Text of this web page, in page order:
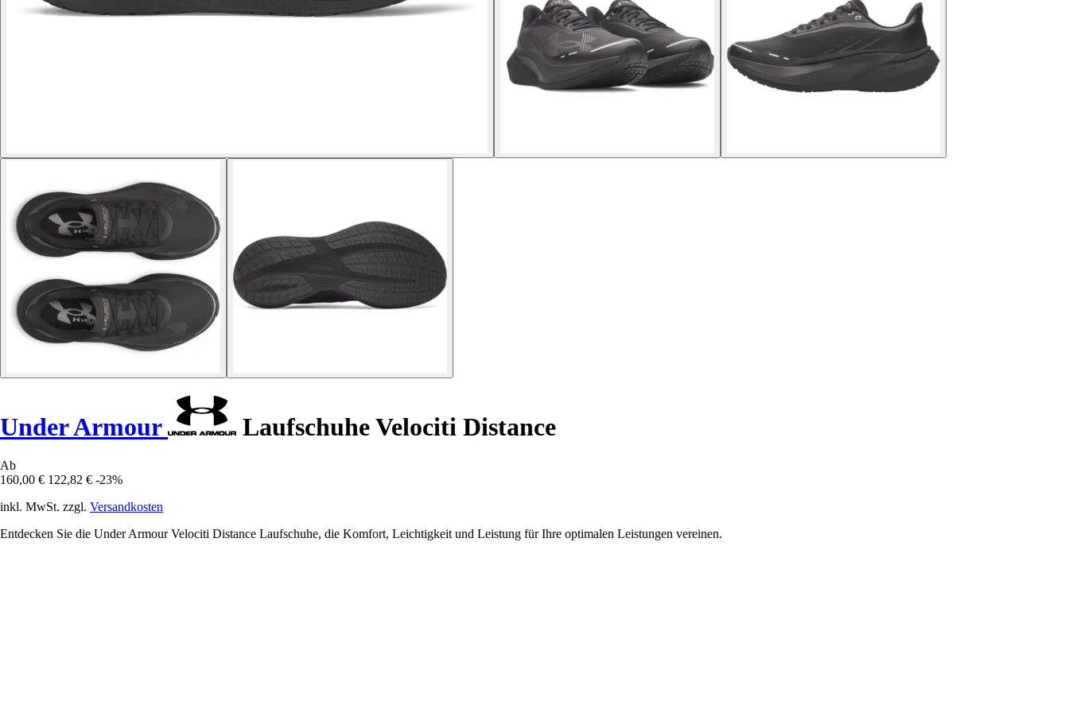
Under Armour Laufschuhe Velociti Distance
Ab
160,00 € 122,82 € -23%
inkl. MwSt. zzgl. Versandkosten
Entdecken Sie die Under Armour Velociti Distance Laufschuhe, die Komfort, Leichtigkeit und Leistung für Ihre optimalen Leistungen vereinen.